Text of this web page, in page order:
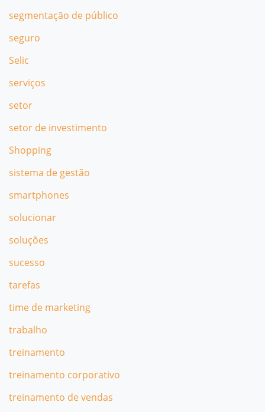
segmentação de público
seguro
Selic
serviços
setor
setor de investimento
Shopping
sistema de gestão
smartphones
solucionar
soluções
sucesso
tarefas
time de marketing
trabalho
treinamento
treinamento corporativo
treinamento de vendas